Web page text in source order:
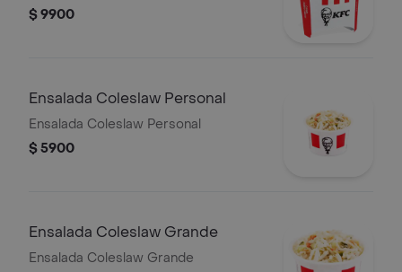
$ 9900
Ensalada Coleslaw Personal
Ensalada Coleslaw Personal
$ 5900
Ensalada Coleslaw Grande
Ensalada Coleslaw Grande